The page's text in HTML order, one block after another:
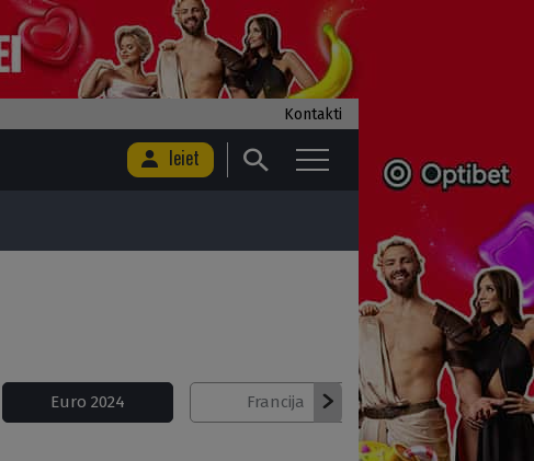
Kontakti
Ieiet
Euro 2024 Francija Futbola Virslīga